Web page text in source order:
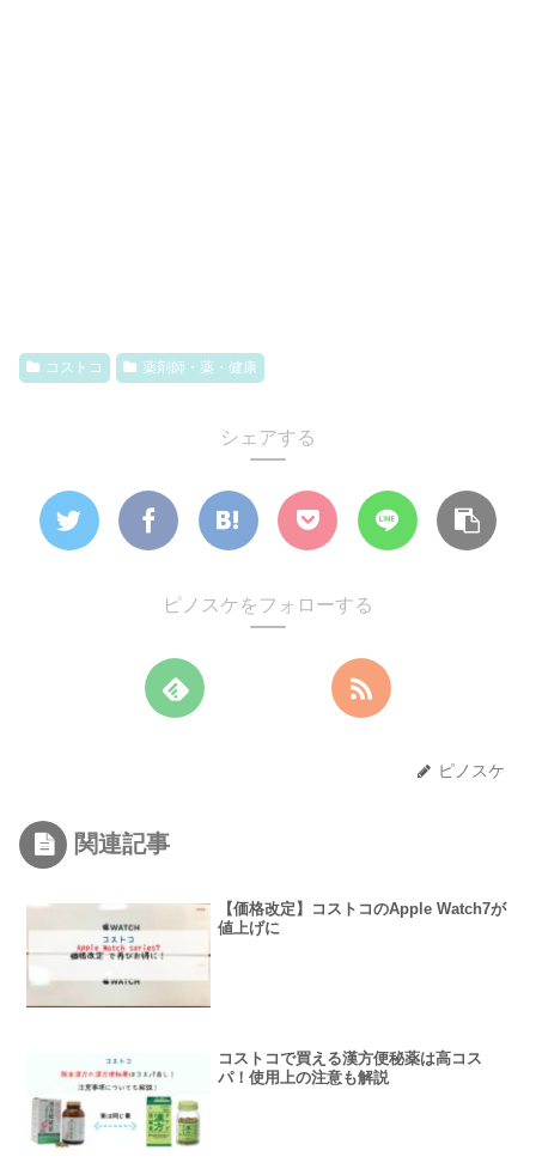
コストコ 薬剤師・薬・健康
シェアする
ピノスケをフォローする
ピノスケ
関連記事
【価格改定】コストコのApple Watch7が
値上げに
コストコで買える漢方便秘薬は高コス
パ！使用上の注意も解説